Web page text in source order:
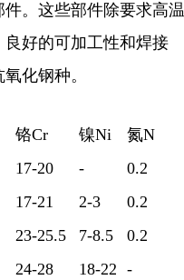
。这些部件除要求高温
好的可加工性和焊接
化钢种。
铬Cr 镍Ni
氮N
17-20 -
0.2
17-21 2-3
0.2
23-25.5 7-8.5
0.2
24-28 18-22 -